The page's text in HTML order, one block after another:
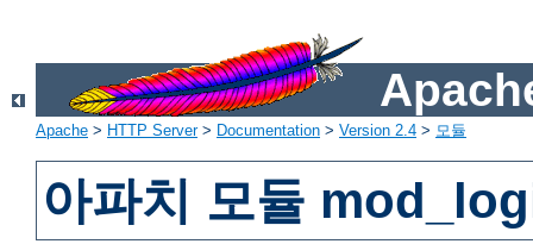
Apache > HTTP Server> Documentation > Version 2.4 > 모듈
아파치 모듈